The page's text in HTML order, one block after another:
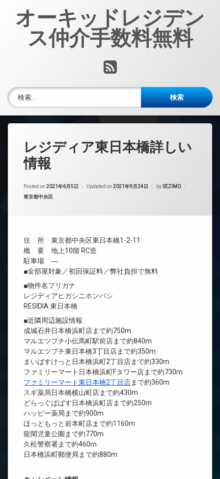
オーキッドレジデン
ス仲介手数料無料
RSS
検索:
レジディア東日本橋詳しい
情報
Posted on 2021年6月5日 Updated on 2021年9月24日 bySEZIMO
カテゴリー:
東京都中央区
住 所 東京都中央区東日本橋1-2-11
概 要 地上10階 RC造
駐車場 ―
■全部屋対象／初回保証料／弊社負担で無料
■物件名フリガナ
レジディアヒガシニホンバシ
RESIDIA 東日本橋
■近隣周辺施設情報
成城石井日本橋浜町店まで約750m
マルエツプチ小伝馬町駅前店まで約840m
マルエツプチ東日本橋3丁目店まで約350m
まいばすけっと日本橋浜町2丁目店まで約330m
ファミリーマート日本橋浜町Fタワー店まで約730m
ファミリーマート東日本橋2丁目店まで約360m
スギ薬局日本橋横山町店まで約430m
どらっぐぱぱす日本橋浜町店まで約250m
ハッピー薬局まで約900m
ほっともっと岩本町店まで約1160m
龍閑児童公園まで約770m
久松警察署まで約460m
日本橋浜町郵便局まで約880m